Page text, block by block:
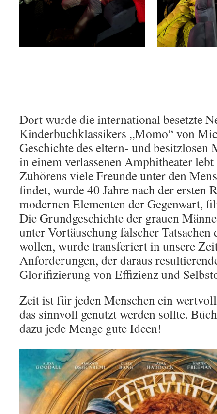
Dort wurde die international besetzte
Kinderbuchklassikers „Momo“ von
Geschichte des eltern- und besitzlosen
in einem verlassenen Amphitheater
Zuhörens viele Freunde unter den
findet, wurde 40 Jahre nach der ersten
modernen Elementen der Gegenwart,
Die Grundgeschichte der grauen
unter Vortäuschung falscher Tatsachen
wollen, wurde transferiert in unsere
Anforderungen, der daraus
Glorifizierung von Effizienz und
Zeit ist für jeden Menschen ein
das sinnvoll genutzt werden sollte.
dazu jede Menge gute Ideen!